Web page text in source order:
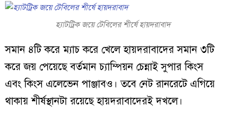
হ্যাটট্রিক জয়ে টেবিলের শীর্ষে হায়দরাবাদ
সমান ৪টি করে ম্যাচ করে খেলে হায়দরাবাদের সমান ৩টি
করে জয় পেয়েছে বর্তমান চ্যাম্পিয়ন চেন্নাই সুপার কিংস
এবং কিংস এলেভেন পাঞ্জাবও। তবে নেট রানরেটে এগিয়ে
থাকায় শীর্ষস্থানটা রয়েছে হায়দরাবাদেরই দখলে।